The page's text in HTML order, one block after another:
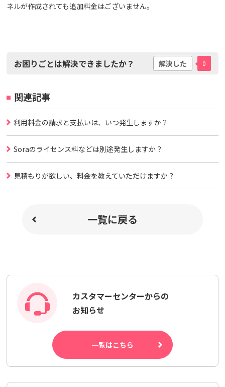
ネルが作成されても追加料金はございません。
お困りごとは解決できましたか？ 解決した 0
関連記事
利用料金の請求と支払いは、いつ発生しますか？
Soraのライセンス料などは別途発生しますか？
見積もりが欲しい、料金を教えていただけますか？
一覧に戻る
カスタマーセンターからの
お知らせ
一覧はこちら